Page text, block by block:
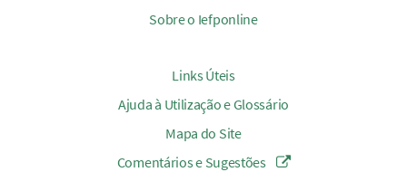
Sobre o Iefponline
Links Úteis
Ajuda à Utilização e Glossário
Mapa do Site
Comentários e Sugestões